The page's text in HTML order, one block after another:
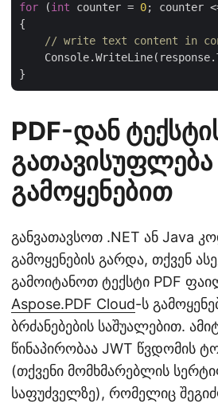
for (int counter = 0; counter
{
// write text content in
PDF-დან
გათავისუფლება
გამოყენებით
განვათავსოთ .NET ან Java
გამოყენების გარდა, თქვენ
გამოიტანოთ ტექსტი PDF
Aspose.PDF Cloud-ს
ბრძანებების საშუალებით.
წინაპირობაა JWT წვდომის
(თქვენი მომხმარებლის
საფუძველზე), რომელიც